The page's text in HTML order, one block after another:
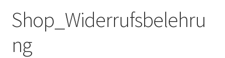
Shop_Widerrufsbelehru
ng